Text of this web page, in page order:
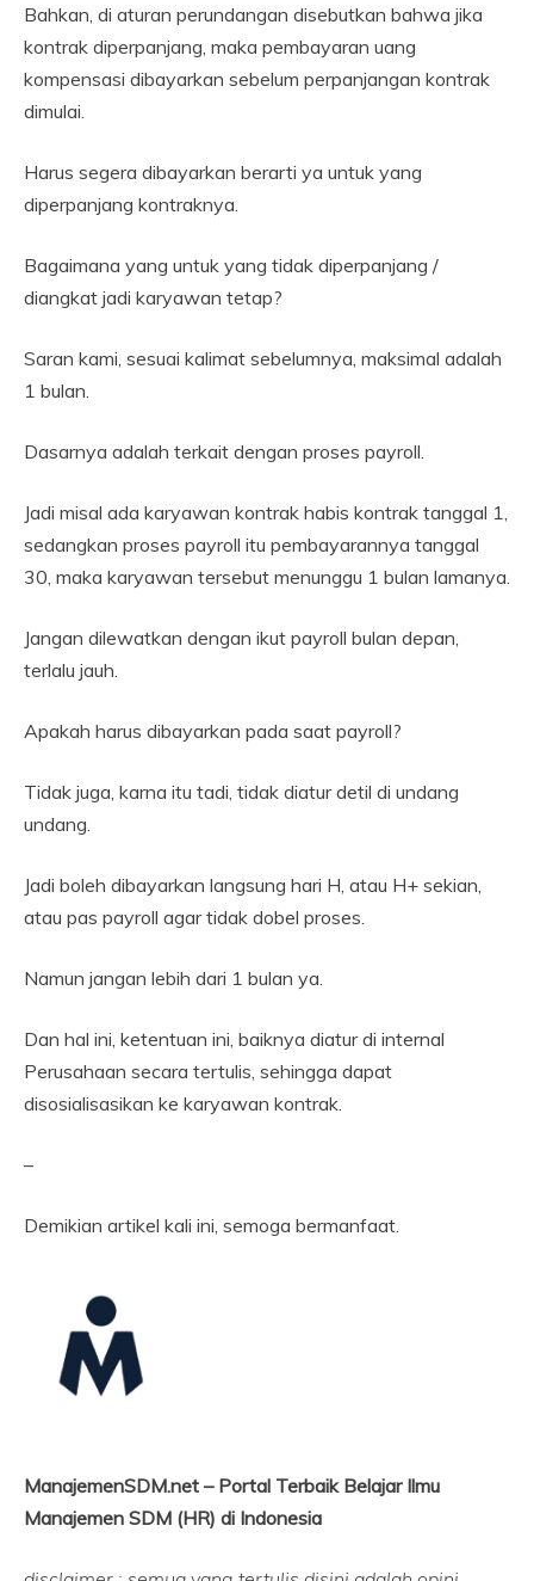
Bahkan, di aturan perundangan disebutkan bahwa jika
kontrak diperpanjang, maka pembayaran uang
kompensasi dibayarkan sebelum perpanjangan kontrak
dimulai.
Harus segera dibayarkan berarti ya untuk yang
diperpanjang kontraknya.
Bagaimana yang untuk yang tidak diperpanjang /
diangkat jadi karyawan tetap?
Saran kami, sesuai kalimat sebelumnya, maksimal adalah
1 bulan.
Dasarnya adalah terkait dengan proses payroll.
Jadi misal ada karyawan kontrak habis kontrak tanggal 1,
sedangkan proses payroll itu pembayarannya tanggal
30, maka karyawan tersebut menunggu 1 bulan lamanya.
Jangan dilewatkan dengan ikut payroll bulan depan,
terlalu jauh.
Apakah harus dibayarkan pada saat payroll?
Tidak juga, karna itu tadi, tidak diatur detil di undang
undang.
Jadi boleh dibayarkan langsung hari H, atau H+ sekian,
atau pas payroll agar tidak dobel proses.
Namun jangan lebih dari 1 bulan ya.
Dan hal ini, ketentuan ini, baiknya diatur di internal
Perusahaan secara tertulis, sehingga dapat
disosialisasikan ke karyawan kontrak.
–
Demikian artikel kali ini, semoga bermanfaat.
ManajemenSDM.net – Portal Terbaik Belajar Ilmu
Manajemen SDM (HR) di Indonesia